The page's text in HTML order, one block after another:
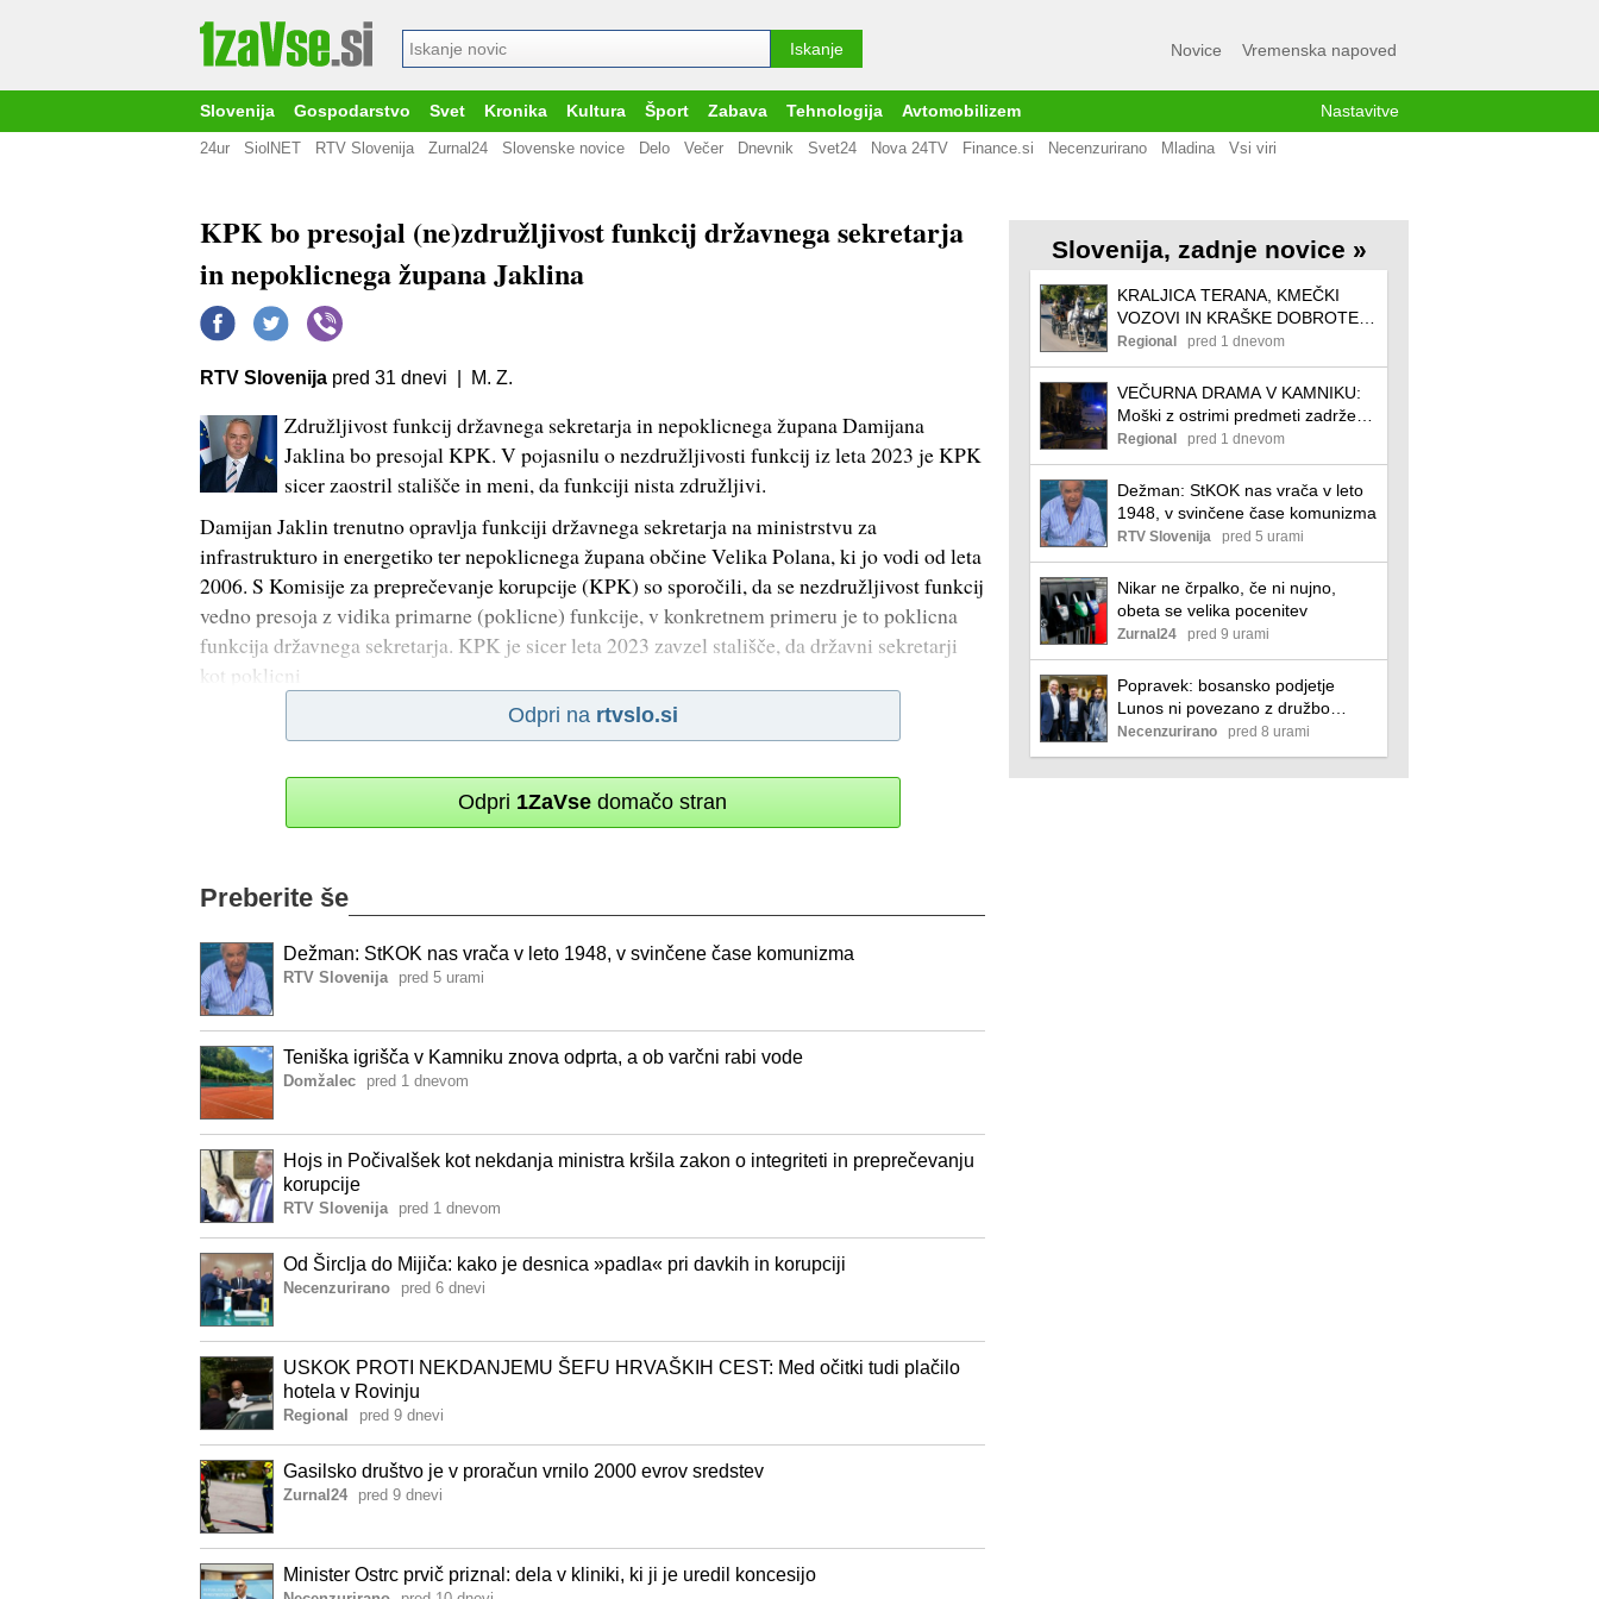
Novice Vremenska napoved
Slovenija Gospodarstvo Svet Kronika Kultura Šport Zabava Tehnologija Avtomobilizem Nastavitve
24ur SiolNET RTV Slovenija Zurnal24 Slovenske novice Delo Večer Dnevnik Svet24 Nova 24TV Finance.si Necenzurirano Mladina Vsi viri
KPK bo presojal (ne)združljivost funkcij državnega sekretarja
in nepoklicnega župana Jaklina
RTV Slovenija pred 31 dnevi | M. Z.
Združljivost funkcij državnega sekretarja in nepoklicnega župana Damijana
Jaklina bo presojal KPK. V pojasnilu o nezdružljivosti funkcij iz leta 2023 je KPK
sicer zaostril stališče in meni, da funkciji nista združljivi.
Damijan Jaklin trenutno opravlja funkciji državnega sekretarja na ministrstvu za
infrastrukturo in energetiko ter nepoklicnega župana občine Velika Polana, ki jo vodi od leta
2006. S Komisije za preprečevanje korupcije (KPK) so sporočili, da se nezdružljivost funkcij
vedno presoja z vidika primarne (poklicne) funkcije, v konkretnem primeru je to poklicna
funkcija državnega sekretarja. KPK je sicer leta 2023 zavzel stališče, da državni sekretarji
kot poklicni
Odpri na rtvslo.si
Odpri 1ZaVse domačo stran
Preberite še
Dežman: StKOK nas vrača v leto 1948, v svinčene čase komunizma
RTV Slovenija pred 5 urami
Teniška igrišča v Kamniku znova odprta, a ob varčni rabi vode
Domžalec pred 1 dnevom
Hojs in Počivalšek kot nekdanja ministra kršila zakon o integriteti in preprečevanju
korupcije
RTV Slovenija pred 1 dnevom
Od Širclja do Mijiča: kako je desnica »padla« pri davkih in korupciji
Necenzurirano pred 6 dnevi
USKOK PROTI NEKDANJEMU ŠEFU HRVAŠKIH CEST: Med očitki tudi plačilo
hotela v Rovinju
Regional pred 9 dnevi
Gasilsko društvo je v proračun vrnilo 2000 evrov sredstev
Zurnal24 pred 9 dnevi
Minister Ostrc prvič priznal: dela v kliniki, ki ji je uredil koncesijo
Slovenija, zadnje novice »
KRALJICA TERANA, KMEČKI
VOZOVI IN KRAŠKE DOBROTE:
Začenja se 54. praznik terana in
pršuta
Regional pred 1 dnevom
VEČURNA DRAMA V KAMNIKU:
Moški z ostrimi predmeti zadrževal
otroka
Regional pred 1 dnevom
Dežman: StKOK nas vrača v leto
1948, v svinčene čase komunizma
RTV Slovenija pred 5 urami
Nikar ne črpalko, če ni nujno,
obeta se velika pocenitev
Zurnal24 pred 9 urami
Popravek: bosansko podjetje
Lunos ni povezano z družbo
Lunos Slovenija
Necenzurirano pred 8 urami